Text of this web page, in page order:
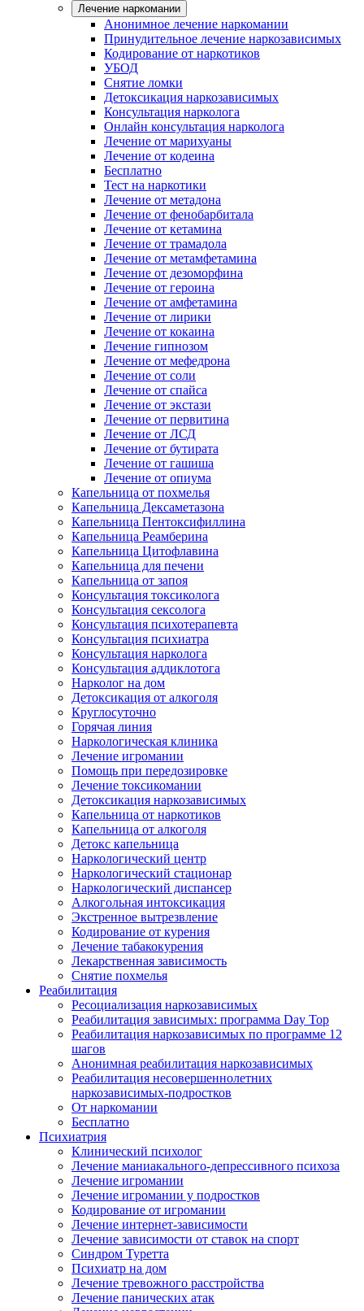
Лечение наркомании
Анонимное лечение наркомании
Принудительное лечение наркозависимых
Кодирование от наркотиков
УБОД
Снятие ломки
Детоксикация наркозависимых
Консультация нарколога
Онлайн консультация нарколога
Лечение от марихуаны
Лечение от кодеина
Бесплатно
Тест на наркотики
Лечение от метадона
Лечение от фенобарбитала
Лечение от кетамина
Лечение от трамадола
Лечение от метамфетамина
Лечение от дезоморфина
Лечение от героина
Лечение от амфетамина
Лечение от лирики
Лечение от кокаина
Лечение гипнозом
Лечение от мефедрона
Лечение от соли
Лечение от спайса
Лечение от экстази
Лечение от первитина
Лечение от ЛСД
Лечение от бутирата
Лечение от гашиша
Лечение от опиума
Капельница от похмелья
Капельница Дексаметазона
Капельница Пентоксифиллина
Капельница Реамберина
Капельница Цитофлавина
Капельница для печени
Капельница от запоя
Консультация токсиколога
Консультация сексолога
Консультация психотерапевта
Консультация психиатра
Консультация нарколога
Консультация аддиклотога
Нарколог на дом
Детоксикация от алкоголя
Круглосуточно
Горячая линия
Наркологическая клиника
Лечение игромании
Помощь при передозировке
Лечение токсикомании
Детоксикация наркозависимых
Капельница от наркотиков
Капельница от алкоголя
Детокс капельница
Наркологический центр
Наркологический стационар
Наркологический диспансер
Алкогольная интоксикация
Экстренное вытрезвление
Кодирование от курения
Лечение табакокурения
Лекарственная зависимость
Снятие похмелья
Реабилитация
Ресоциализация наркозависимых
Реабилитация зависимых: программа Day Top
Реабилитация наркозависимых по программе 12
шагов
Анонимная реабилитация наркозависимых
Реабилитация несовершеннолетних
наркозависимых-подростков
От наркомании
Бесплатно
Психиатрия
Клинический психолог
Лечение маниакального-депрессивного психоза
Лечение игромании
Лечение игромании у подростков
Кодирование от игромании
Лечение интернет-зависимости
Лечение зависимости от ставок на спорт
Синдром Туретта
Психиатр на дом
Лечение тревожного расстройства
Лечение панических атак